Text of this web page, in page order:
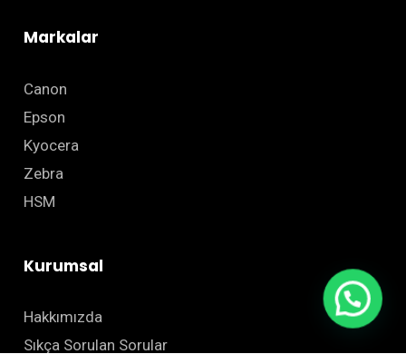
Markalar
Canon
Epson
Kyocera
Zebra
HSM
Kurumsal
Hakkımızda
Sıkça Sorulan Sorular